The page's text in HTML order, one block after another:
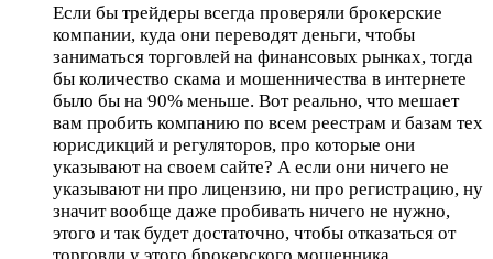
Если бы трейдеры всегда проверяли брокерские
компании, куда они переводят деньги, чтобы
заниматься торговлей на финансовых рынках, тогда
бы количество скама и мошенничества в интернете
было бы на 90% меньше. Вот реально, что мешает
вам пробить компанию по всем реестрам и базам тех
юрисдикций и регуляторов, про которые они
указывают на своем сайте? А если они ничего не
указывают ни про лицензию, ни про регистрацию, ну
значит вообще даже пробивать ничего не нужно,
этого и так будет достаточно, чтобы отказаться от